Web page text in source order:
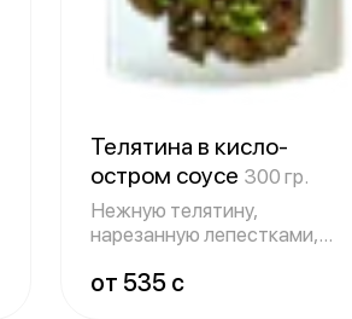
Телятина в кисло-
остром соусе 300 гр.
Нежную телятину,
нарезанную лепестками,
от 535 c